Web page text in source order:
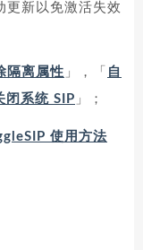
更新以免激活失效
隔离属性 」，「 自
闭系统 SIP 」；
使用方法